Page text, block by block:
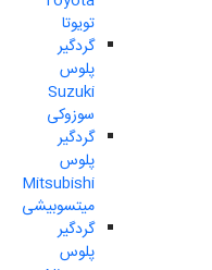
تویوتا
گردگیر
پلوس
Suzuki
سوزوکی
گردگیر
پلوس
Mitsubishi
میتسوبیشی
گردگیر
پلوس